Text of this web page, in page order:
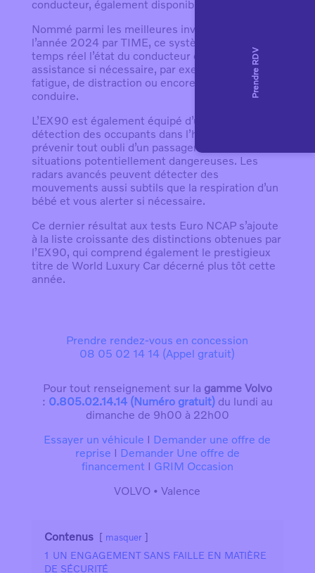
conducteur, également disponible sur l’
Nommé parmi les meilleures inventions de
l’année 2024 par TIME, ce système analyse en
temps réel l’état du conducteur et fournit une
assistance si nécessaire, par exemple en cas de
fatigue, de distraction ou encore d’incapacité à
conduire.
L’EX90 est également équipé d’un système de
détection des occupants dans l’habitacle afin de
prévenir tout oubli d’un passager dans des
situations potentiellement dangereuses. Les
radars avancés peuvent détecter des
mouvements aussi subtils que la respiration d’un
bébé et vous alerter si nécessaire.
Ce dernier résultat aux tests Euro NCAP s’ajoute
à la liste croissante des distinctions obtenues par
l’EX90, qui comprend également le prestigieux
titre de World Luxury Car décerné plus tôt cette
année.
Prendre rendez-vous en concession
08 05 02 14 14 (Appel gratuit)
Pour tout renseignement sur la gamme Volvo
: 0.805.02.14.14 (Numéro gratuit)du lundi au
dimanche de 9h00 à 22h00
Essayer un véhicule I Demander une offre de
reprise I Demander Une offre de
financement I GRIM Occasion
VOLVO • Valence
Contenus masquer
1 UN ENGAGEMENT SANS FAILLE EN MATIÈRE
DE SÉCURITÉ